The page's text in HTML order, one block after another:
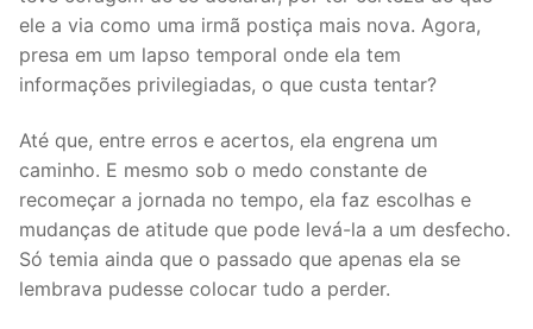
ele a via como uma irmã postiça mais nova. Agora,
presa em um lapso temporal onde ela tem
informações privilegiadas, o que custa tentar?
Até que, entre erros e acertos, ela engrena um
caminho. E mesmo sob o medo constante de
recomeçar a jornada no tempo, ela faz escolhas e
mudanças de atitude que pode levá-la a um desfecho.
Só temia ainda que o passado que apenas ela se
lembrava pudesse colocar tudo a perder.